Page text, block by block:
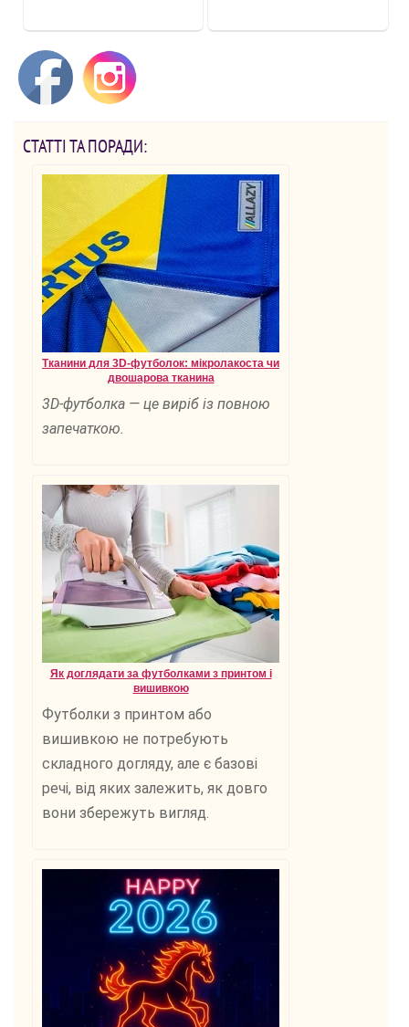
СТАТТІ ТА ПОРАДИ:
Тканини для 3D-футболок: мікролакоста чи
двошарова тканина
3D-футболка — це виріб із повною
запечаткою.
Як доглядати за футболками з принтом і
вишивкою
Футболки з принтом або
вишивкою не потребують
складного догляду, але є базові
речі, від яких залежить, як довго
вони збережуть вигляд.